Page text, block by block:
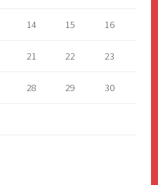
14 15 16
21 22 23
28 29 30